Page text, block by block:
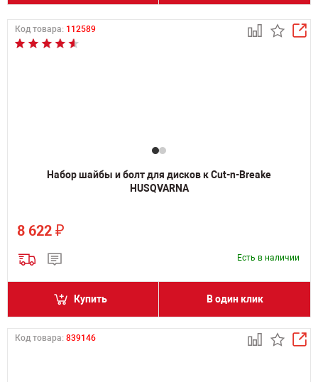
Код товара: 112589
Набор шайбы и болт для дисков к Cut-n-Breake
HUSQVARNA
8 622 ₽
Есть в наличии
Купить В один клик
Код товара: 839146